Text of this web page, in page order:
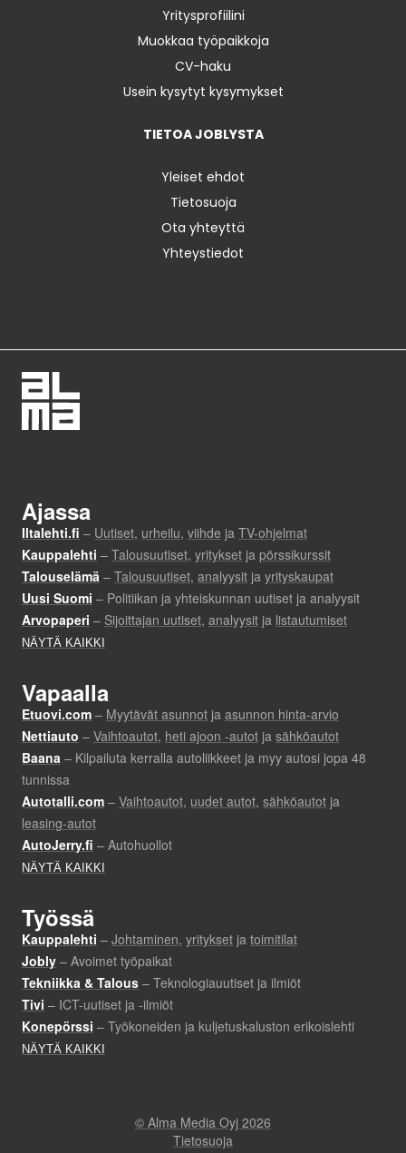
Yritysprofiilini
Muokkaa työpaikkoja
CV-haku
Usein kysytyt kysymykset
TIETOA JOBLYSTA
Yleiset ehdot
Tietosuoja
Ota yhteyttä
Yhteystiedot